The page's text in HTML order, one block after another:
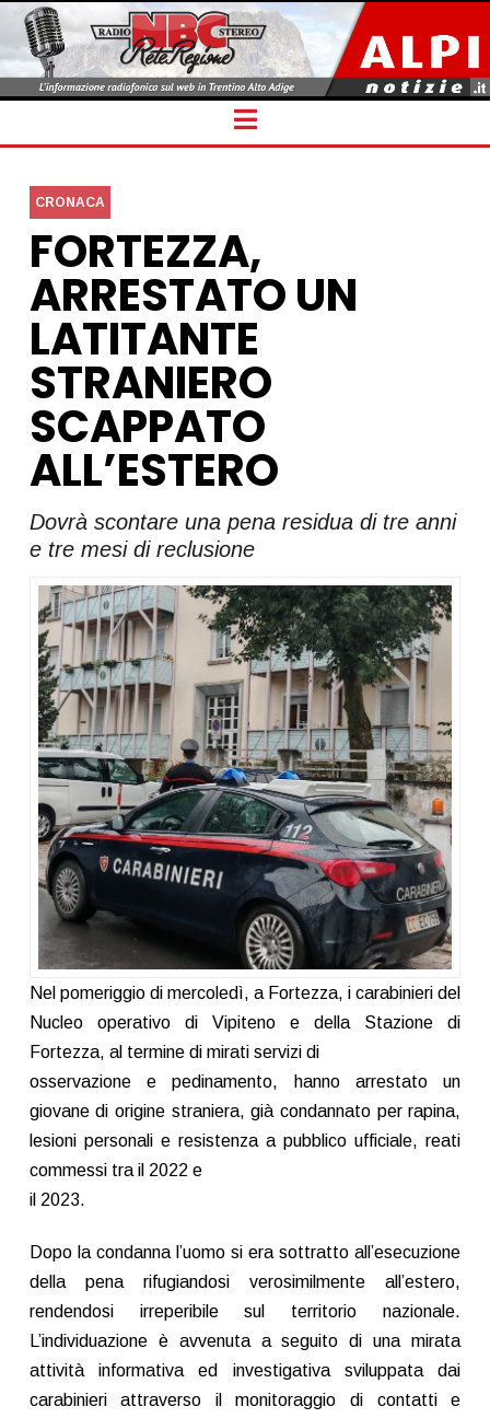
Navigation
CRONACA
FORTEZZA,
ARRESTATO UN
LATITANTE
STRANIERO
SCAPPATO
ALL’ESTERO
Dovrà scontare una pena residua di tre anni
e tre mesi di reclusione
Nel pomeriggio di mercoledì, a Fortezza, i carabinieri del
Nucleo operativo di Vipiteno e della Stazione di
Fortezza, al termine di mirati servizi di
osservazione e pedinamento, hanno arrestato un
giovane di origine straniera, già condannato per rapina,
lesioni personali e resistenza a pubblico ufficiale, reati
commessi tra il 2022 e
il 2023.
Dopo la condanna l’uomo si era sottratto all’esecuzione
della pena rifugiandosi verosimilmente all’estero,
rendendosi irreperibile sul territorio nazionale.
L’individuazione è avvenuta a seguito di una mirata
attività informativa ed investigativa sviluppata dai
carabinieri attraverso il monitoraggio di contatti e